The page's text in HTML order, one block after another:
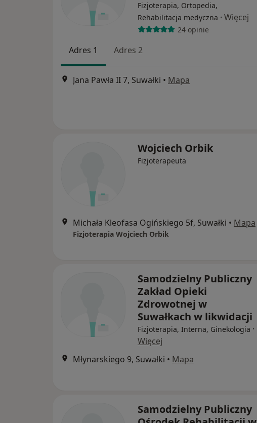
Fizjoterapia, Ortopedia,
Rehabilitacja medyczna · Więcej
24 opinie
Adres 1 Adres 2
Jana Pawła II 7, Suwałki • Mapa
Wojciech Orbik
Fizjoterapeuta
Michała Kleofasa Ogińskiego 5f, Suwałki • Mapa
Fizjoterapia Wojciech Orbik
Samodzielny Publiczny
Zakład Opieki
Zdrowotnej w
Suwałkach w likwidacji
Fizjoterapia, Interna, Ginekologia ·
Więcej
Młynarskiego 9, Suwałki • Mapa
Samodzielny Publiczny